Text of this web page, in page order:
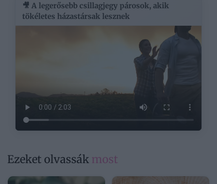
🎥 A legerősebb csillagjegy párosok, akik
tökéletes házastársak lesznek
Ezeket olvassák most